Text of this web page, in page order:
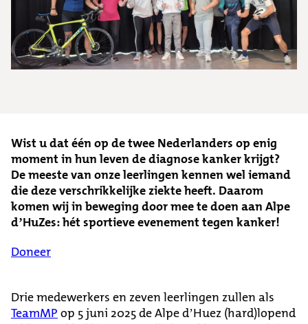
Wist u dat één op de twee Nederlanders op enig
moment in hun leven de diagnose kanker krijgt?
De meeste van onze leerlingen kennen wel iemand
die deze verschrikkelijke ziekte heeft. Daarom
komen wij in beweging door mee te doen aan Alpe
d’HuZes: hét sportieve evenement tegen kanker!
Doneer
Drie medewerkers en zeven leerlingen zullen als
TeamMP op 5 juni 2025 de Alpe d’Huez (hard)lopend